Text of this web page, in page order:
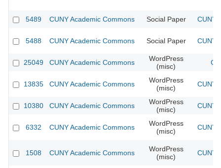
5489 CUNY Academic Commons Social Paper CUNY
5488 CUNY Academic Commons Social Paper CUNY
25049 CUNY Academic Commons
WordPress
(misc)
13835 CUNY Academic Commons
WordPress
(misc)
CUNY
10380 CUNY Academic Commons
WordPress
(misc)
CUNY
6332 CUNY Academic Commons
WordPress
(misc)
CUNY
1508 CUNY Academic Commons
WordPress
(misc)
CUNY